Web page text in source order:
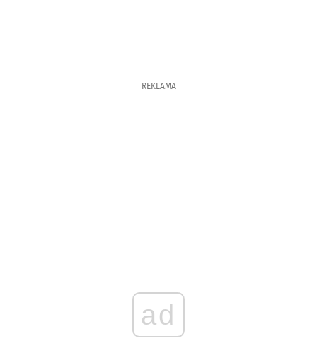
REKLAMA
ad